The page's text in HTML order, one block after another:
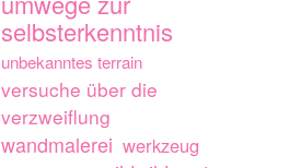
selbsterkenntnis
unbekanntes terrain
versuche über die
verzweiflung
wandmalerei werkzeug